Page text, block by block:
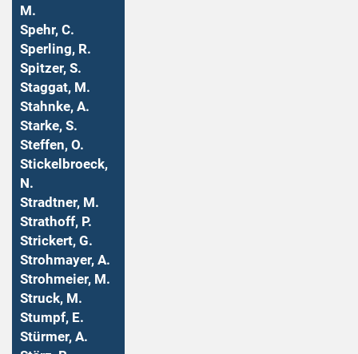
M.
Spehr, C.
Sperling, R.
Spitzer, S.
Staggat, M.
Stahnke, A.
Starke, S.
Steffen, O.
Stickelbroeck,
N.
Stradtner, M.
Strathoff, P.
Strickert, G.
Strohmayer, A.
Strohmeier, M.
Struck, M.
Stumpf, E.
Stürmer, A.